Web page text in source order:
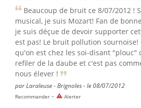
Beaucoup de bruit ce 8/07/2012 !
musical, je suis Mozart! Fan de
je suis déçue de devoir supporter
est pas! Le bruit pollution sournoise!
qu'on est chez les soi-disant "plouc"
refiler de la daube et c'est pas
nous élever !
par Laraleuse - Brignoles - le 08/07/2012
Recommander - Alerter